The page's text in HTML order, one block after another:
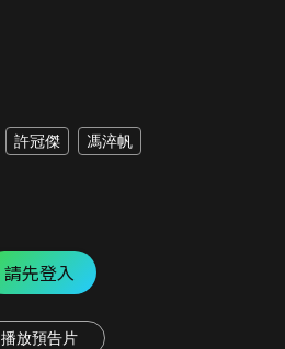
許冠傑 馮淬帆
請先登入
播放預告片